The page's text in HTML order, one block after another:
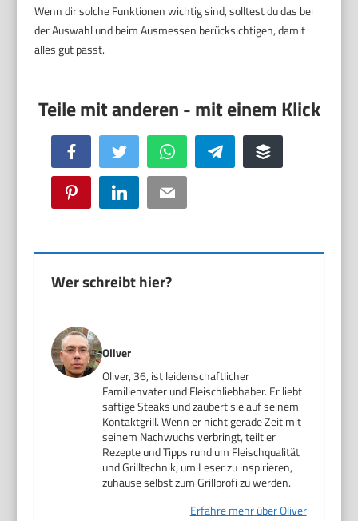
Wenn dir solche Funktionen wichtig sind, solltest du das bei
der Auswahl und beim Ausmessen berücksichtigen, damit
alles gut passt.
Facebook Twitter WhatsApp Telegram Buffer
Pinterest LinkedIn Email
Wer schreibt hier?
Oliver
Oliver, 36, ist leidenschaftlicher
Familienvater und Fleischliebhaber. Er liebt
saftige Steaks und zaubert sie auf seinem
Kontaktgrill. Wenn er nicht gerade Zeit mit
seinem Nachwuchs verbringt, teilt er
Rezepte und Tipps rund um Fleischqualität
und Grilltechnik, um Leser zu inspirieren,
zuhause selbst zum Grillprofi zu werden.
Erfahre mehr über Oliver